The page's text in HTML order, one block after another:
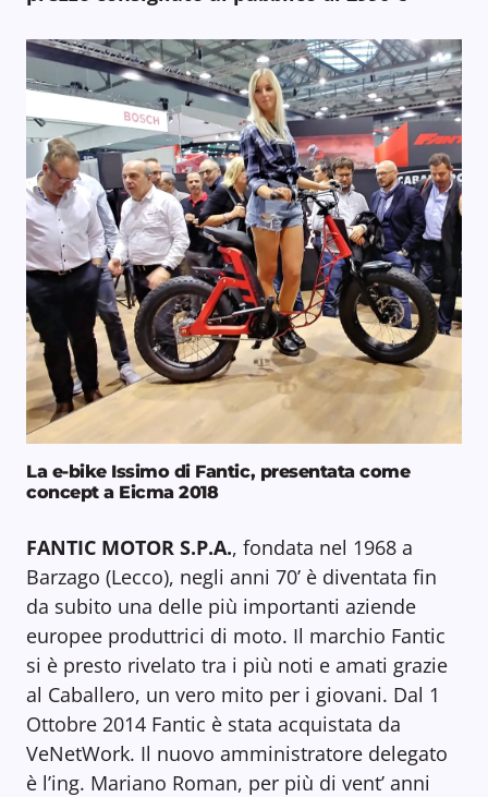
La e-bike Issimo di Fantic, presentata come
concept a Eicma 2018
FANTIC MOTOR S.P.A., fondata nel 1968 a
Barzago (Lecco), negli anni 70’ è diventata fin
da subito una delle più importanti aziende
europee produttrici di moto. Il marchio Fantic
si è presto rivelato tra i più noti e amati grazie
al Caballero, un vero mito per i giovani. Dal 1
Ottobre 2014 Fantic è stata acquistata da
VeNetWork. Il nuovo amministratore delegato
è l’ing. Mariano Roman, per più di vent’ anni